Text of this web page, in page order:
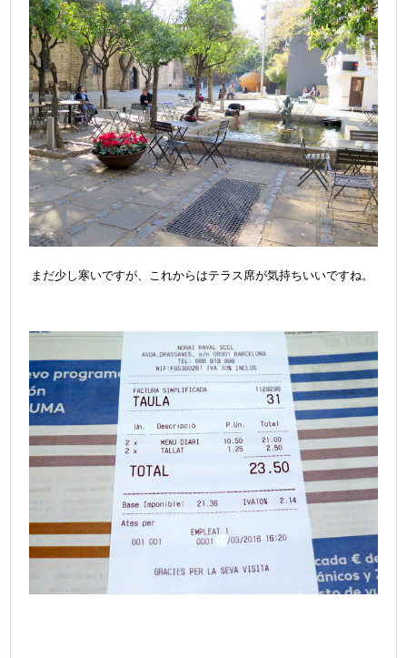
まだ少し寒いですが、これからはテラス席が気持ちいいですね。